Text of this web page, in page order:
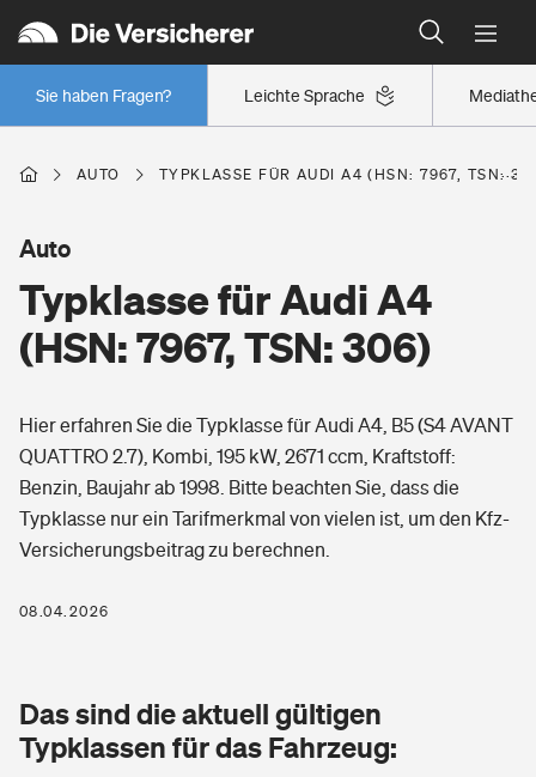
Leichte Sprache
Sie haben Fragen?
Wer versichert was: Jetzt Versicherer finden
Regionalklassen: So ist Ihre Region eingestuft
Wer versichert was: Jetzt Versicherer finden
Berufsunfähigkeitsversicherung
Erwerbsunfähigkeitsversicherung
Grundfähigkeitsversicherung
Arbeitsrechtsschutz
Berufshaftpflichtversicherung
Zur Übersicht
Tools
Wohnen
Elementarversicherung
Glasversicherung
Freizeit
Pri­vate Haft­pflicht­
Kinderunfall­ver­si­che­rung
Gesundheit
Private Krankenversicherung
Dread-Disease-Versicherung
AUTO TYPKLASSE FÜR AUDI A4 (HSN: 7967, TSN:
Typklasse für Audi A4
(HSN: 7967, TSN: 306)
Auto
Hier erfahren Sie die Typklasse für Audi A4, B5 (S4 AVANT
QUATTRO 2.7), Kombi, 195 kW, 2671 ccm, Kraftstoff:
Benzin, Baujahr ab 1998. Bitte beachten Sie, dass die
Typklasse nur ein Tarifmerkmal von vielen ist, um den Kfz-
Versicherungsbeitrag zu berechnen.
08.04.2026
Das sind die aktuell gültigen
Typklassen für das Fahrzeug: